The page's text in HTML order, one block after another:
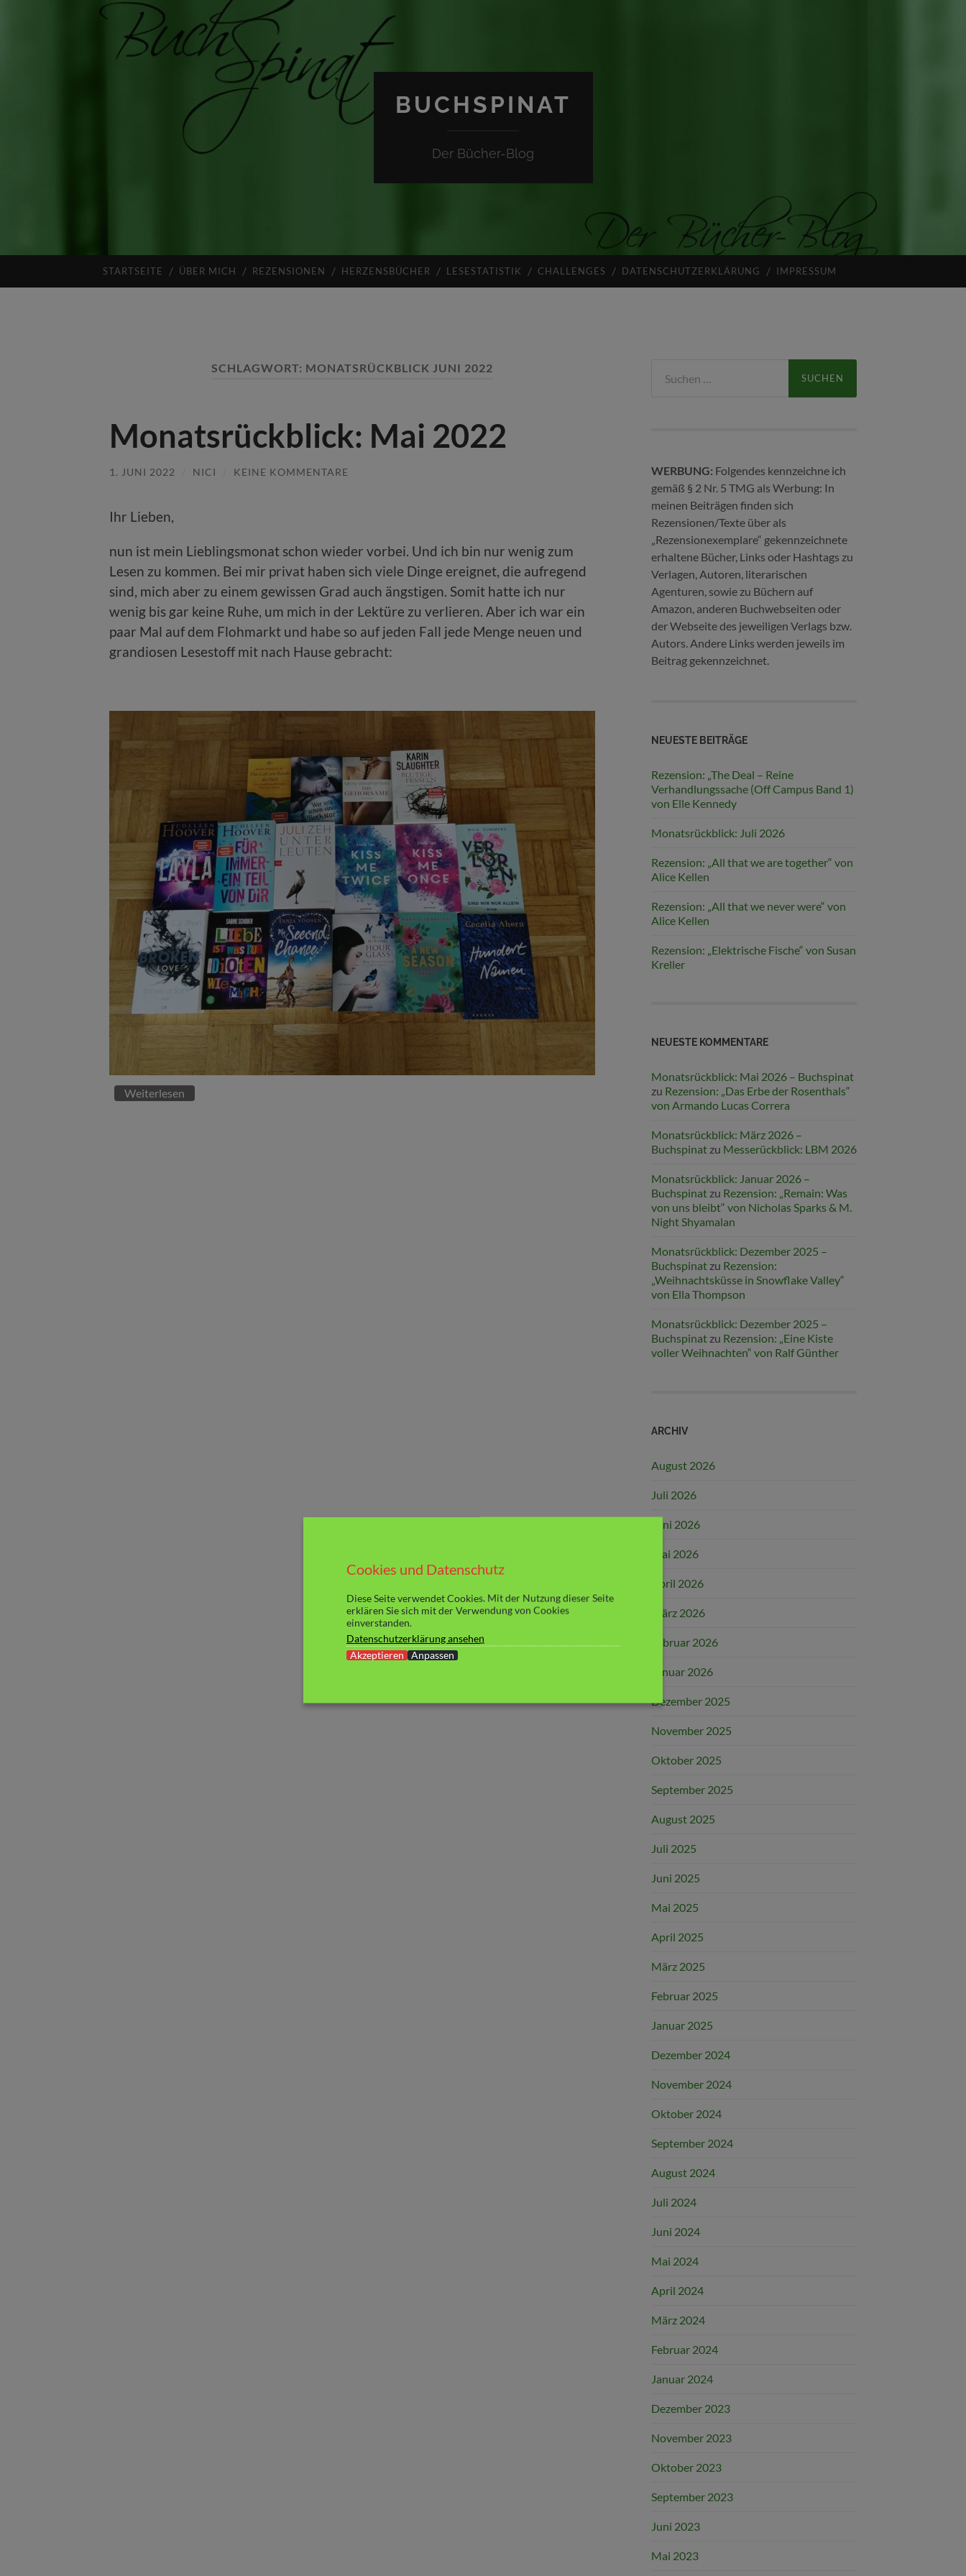
BUCHSPINAT
Der Bücher-Blog
STARTSEITE ÜBER MICH REZENSIONEN HERZENSBÜCHER LESESTATISTIK CHALLENGES DATENSCHUTZERKLÄRUNG IMPRESSUM
SCHLAGWORT: MONATSRÜCKBLICK JUNI 2022
Monatsrückblick: Mai 2022
1. JUNI 2022 NICI KEINE KOMMENTARE
Ihr Lieben,
nun ist mein Lieblingsmonat schon wieder vorbei. Und ich bin nur wenig zum
Lesen zu kommen. Bei mir privat haben sich viele Dinge ereignet, die aufregend
sind, mich aber zu einem gewissen Grad auch ängstigen. Somit hatte ich nur
wenig bis gar keine Ruhe, um mich in der Lektüre zu verlieren. Aber ich war ein
paar Mal auf dem Flohmarkt und habe so auf jeden Fall jede Menge neuen und
grandiosen Lesestoff mit nach Hause gebracht:
Weiterlesen
nach:
WERBUNG: Folgendes kennzeichne ich
gemäß § 2 Nr. 5 TMG als Werbung: In
meinen Beiträgen finden sich
Rezensionen/Texte über als
„Rezensionexemplare“ gekennzeichnete
erhaltene Bücher, Links oder Hashtags zu
Verlagen, Autoren, literarischen
Agenturen, sowie zu Büchern auf
Amazon, anderen Buchwebseiten oder
der Webseite des jeweiligen Verlags bzw.
Autors. Andere Links werden jeweils im
Beitrag gekennzeichnet.
NEUESTE BEITRÄGE
Rezension: „The Deal – Reine
Verhandlungssache (Off Campus Band 1)
von Elle Kennedy
Monatsrückblick: Juli 2026
Rezension: „All that we are together“ von
Alice Kellen
Rezension: „All that we never were“ von
Alice Kellen
Rezension: „Elektrische Fische“ von Susan
Kreller
NEUESTE KOMMENTARE
Monatsrückblick: Mai 2026 – Buchspinat
zu Rezension: „Das Erbe der Rosenthals“
von Armando Lucas Correra
Monatsrückblick: März 2026 –
Buchspinat zu Messerückblick: LBM 2026
Monatsrückblick: Januar 2026 –
Buchspinat zu Rezension: „Remain: Was
von uns bleibt“ von Nicholas Sparks & M.
Night Shyamalan
Monatsrückblick: Dezember 2025 –
Buchspinat zu Rezension:
„Weihnachtsküsse in Snowflake Valley“
von Ella Thompson
Monatsrückblick: Dezember 2025 –
Buchspinat zu Rezension: „Eine Kiste
voller Weihnachten“ von Ralf Günther
ARCHIV
August 2026
Juli 2026
Juni 2026
Mai 2026
April 2026
März 2026
Februar 2026
Januar 2026
Dezember 2025
November 2025
Oktober 2025
September 2025
August 2025
Juli 2025
Juni 2025
Mai 2025
April 2025
März 2025
Februar 2025
Januar 2025
Dezember 2024
November 2024
Oktober 2024
September 2024
August 2024
Juli 2024
Juni 2024
Mai 2024
April 2024
März 2024
Februar 2024
Januar 2024
Dezember 2023
November 2023
Oktober 2023
September 2023
Juni 2023
Mai 2023
Cookies und Datenschutz
Diese Seite verwendet Cookies. Mit der Nutzung dieser Seite
erklären Sie sich mit der Verwendung von Cookies
einverstanden.
Datenschutzerklärung ansehen
Akzeptieren
Anpassen